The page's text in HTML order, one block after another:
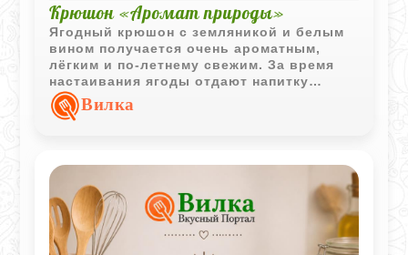
Крюшон «Аромат природы»
Ягодный крюшон с земляникой и белым
вином получается очень ароматным,
лёгким и по-летнему свежим. За время
настаивания ягоды отдают напитку
насыщенный вкус и тонкий природный
аромат.Вилка